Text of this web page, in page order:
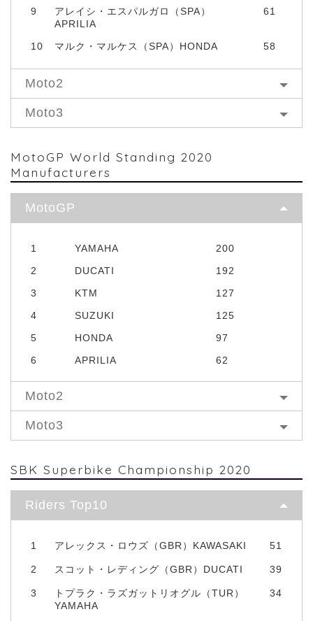
9
アレイシ・エスパルガロ（SPA）
APRILIA
61
10 マルク・マルケス（SPA）HONDA 58
Moto2
Moto3
MotoGP World Standing 2020
Manufacturers
MotoGP
1 YAMAHA
200
2
DUCATI
192
3
KTM
127
4
SUZUKI
125
5
HONDA
97
6
APRILIA 62
Moto2
Moto3
SBK Superbike Championship 2020
Riders Top10
1 アレックス・ロウズ（GBR）KAWASAKI 51
2 スコット・レディング（GBR）DUCATI 39
3
トプラク・ラズガットリオグル（TUR）
YAMAHA
34